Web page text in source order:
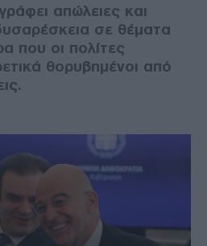
απώλειες και
σε θέματα
που οι πολίτες
θορυβημένοι από